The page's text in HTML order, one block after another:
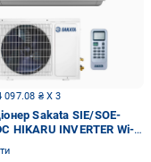
097.08 ₴ X 3
Sakata SIE/SOE-
HIKARU INVERTER Wi-fi